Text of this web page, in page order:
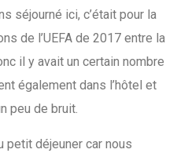
séjourné ici, c’était pour la
de l’UEFA de 2017 entre la
il y avait un certain nombre
également dans l’hôtel et
peu de bruit.
petit déjeuner car nous